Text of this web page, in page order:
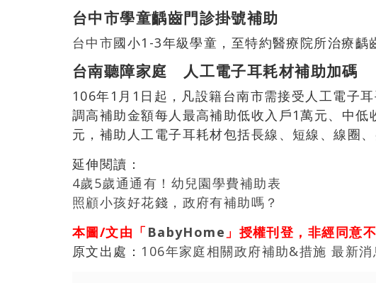
台中市學童齲齒門診掛號補助
台中市國小1-3年級學童，至特約醫療院所治療齲
台南聽障家庭 人工電子耳耗材補助加碼
106年1月1日起，凡設籍台南市需接受人工電子
調高補助金額每人最高補助低收入戶1萬元、中
元，補助人工電子耳耗材包括長線、短線、線圈、
延伸閱讀：
4歲5歲通通有！幼兒園學費補助表
照顧小孩好花錢，政府有補助嗎？
本圖/文由「 BabyHome 」授權刊登，非經同意
原文出處： 106年家庭相關政府補助&措施 最新消